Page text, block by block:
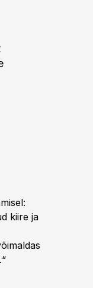
kiire ja